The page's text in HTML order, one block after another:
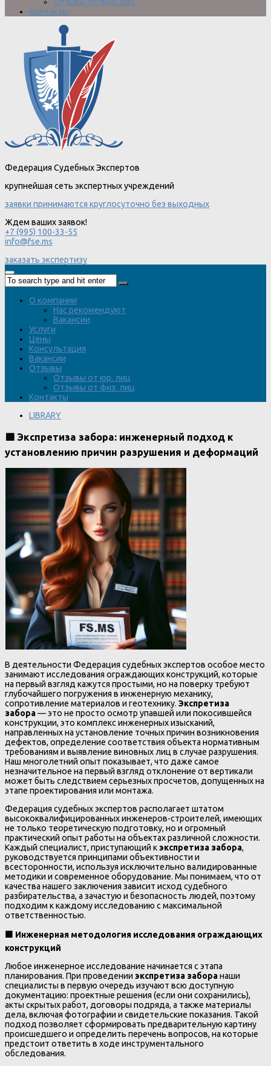
Отзывы от физ. лиц
Контакты
Федерация Судебных Экспертов
крупнейшая сеть экспертных учреждений
заявки принимаются круглосуточно без выходных
Ждем ваших заявок!
+7 (995) 100-33-55
info@fse.ms
заказать экспертизу
О компании
Нас рекомендуют
Вакансии
Услуги
Цены
Консультация
Вакансии
Отзывы
Отзывы от юр. лиц
Отзывы от физ. лиц
Контакты
LIBRARY
🟥 Экспретиза забора: инженерный подход к
установлению причин разрушения и деформаций
В деятельности Федерация судебных экспертов особое место
занимают исследования ограждающих конструкций, которые
на первый взгляд кажутся простыми, но на поверку требуют
глубочайшего погружения в инженерную механику,
сопротивление материалов и геотехнику. Экспретиза
забора— это не просто осмотр упавшей или покосившейся
конструкции, это комплекс инженерных изысканий,
направленных на установление точных причин возникновения
дефектов, определение соответствия объекта нормативным
требованиям и выявление виновных лиц в случае разрушения.
Наш многолетний опыт показывает, что даже самое
незначительное на первый взгляд отклонение от вертикали
может быть следствием серьезных просчетов, допущенных на
этапе проектирования или монтажа.
Федерация судебных экспертов располагает штатом
высококвалифицированных инженеров-строителей, имеющих
не только теоретическую подготовку, но и огромный
практический опыт работы на объектах различной сложности.
Каждый специалист, приступающий кэкспретиза забора,
руководствуется принципами объективности и
всесторонности, используя исключительно валидированные
методики и современное оборудование. Мы понимаем, что от
качества нашего заключения зависит исход судебного
разбирательства, а зачастую и безопасность людей, поэтому
подходим к каждому исследованию с максимальной
ответственностью.
Инженерная методология исследования ограждающих
конструкций
Любое инженерное исследование начинается с этапа
планирования. При проведении экспретиза заборанаши
специалисты в первую очередь изучают всю доступную
документацию: проектные решения (если они сохранились),
акты скрытых работ, договоры подряда, а также материалы
дела, включая фотографии и свидетельские показания. Такой
подход позволяет сформировать предварительную картину
происшедшего и определить перечень вопросов, на которые
предстоит ответить в ходе инструментального
обследования.